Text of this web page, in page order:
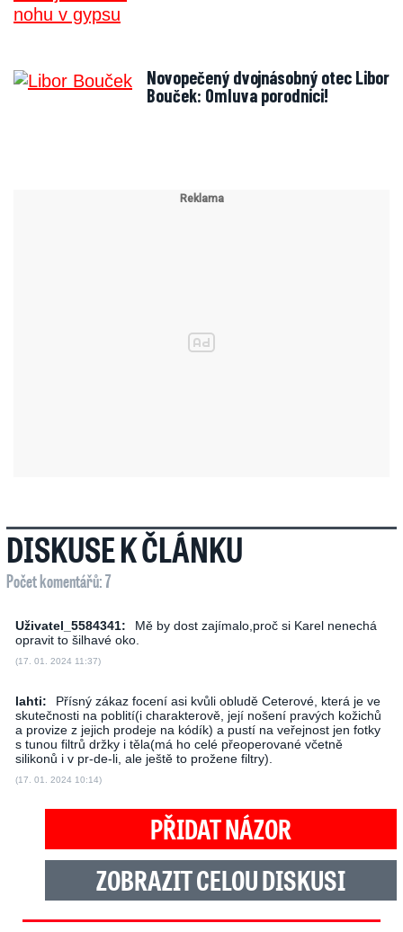
Novopečený dvojnásobný otec Libor
Bouček: Omluva porodnici!
DISKUSE K ČLÁNKU
Počet komentářů: 7
Uživatel_5584341:
Mě by dost zajímalo,proč si Karel nenechá
opravit to šilhavé oko.
(17. 01. 2024 11:37)
lahti:
Přísný zákaz focení asi kvůli obludě Ceterové, která je ve
skutečnosti na poblití(i charakterově, její nošení pravých kožichů
a provize z jejich prodeje na kódík) a pustí na veřejnost jen fotky
s tunou filtrů držky i těla(má ho celé přeoperované včetně
silikonů i v pr-de-li, ale ještě to prožene filtry).
(17. 01. 2024 10:14)
PŘIDAT NÁZOR
ZOBRAZIT CELOU DISKUSI